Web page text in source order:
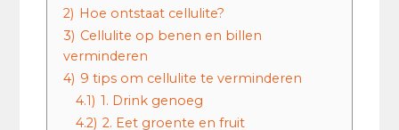
2) Hoe ontstaat cellulite?
3) Cellulite op benen en billen
verminderen
4) 9 tips om cellulite te verminderen
4.1) 1. Drink genoeg
4.2) 2. Eet groente en fruit